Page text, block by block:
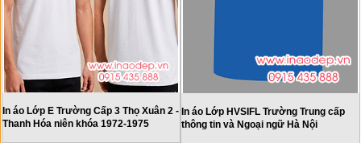
In áo Lớp E Trường Cấp 3 Thọ Xuân 2 -
Thanh Hóa niên khóa 1972-1975
In áo Lớp HVSIFL Trường Trung cấp
thông tin và Ngoại ngữ Hà Nội